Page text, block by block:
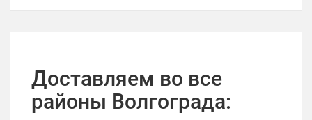
Доставляем во все
районы Волгограда: